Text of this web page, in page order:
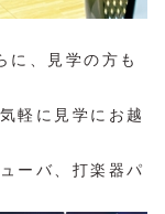
に、見学の方も
軽に見学にお越
ーバ、打楽器パ